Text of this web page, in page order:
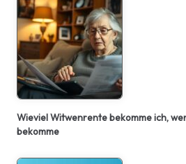
Wieviel Witwenrente bekomme ich,
bekomme